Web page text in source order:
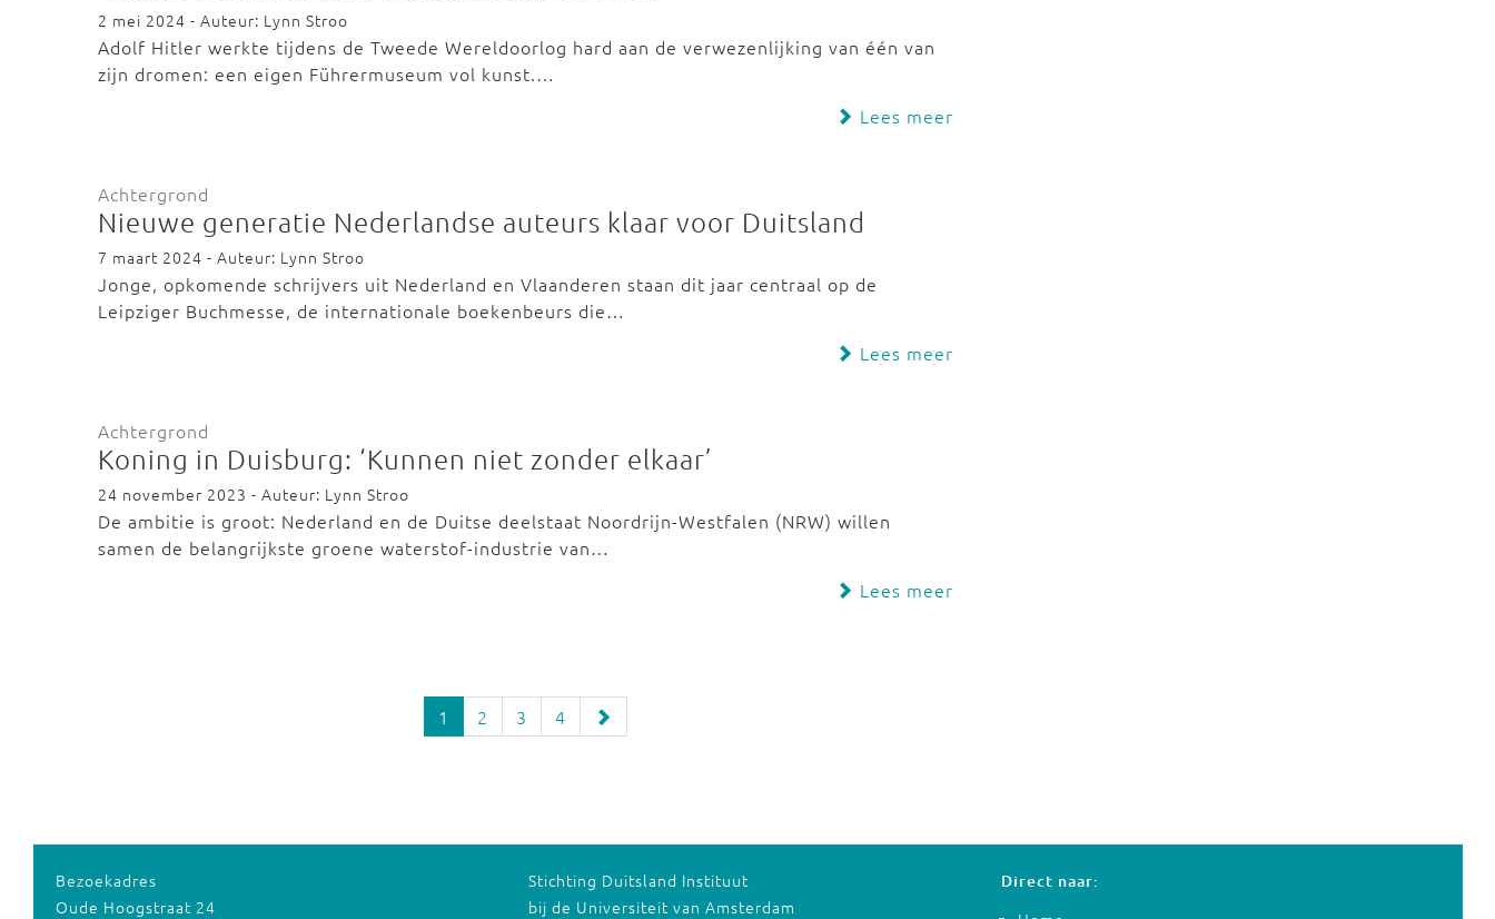
2 mei 2024 - Auteur: Lynn Stroo
Adolf Hitler werkte tijdens de Tweede Wereldoorlog hard aan de verwezenlijking van één van
zijn dromen: een eigen Führermuseum vol kunst.…
Lees meer
Achtergrond
Nieuwe generatie Nederlandse auteurs klaar voor Duitsland
7 maart 2024 - Auteur: Lynn Stroo
Jonge, opkomende schrijvers uit Nederland en Vlaanderen staan dit jaar centraal op de
Leipziger Buchmesse, de internationale boekenbeurs die…
Lees meer
Achtergrond
Koning in Duisburg: ‘Kunnen niet zonder elkaar’
24 november 2023 - Auteur: Lynn Stroo
De ambitie is groot: Nederland en de Duitse deelstaat Noordrijn-Westfalen (NRW) willen
samen de belangrijkste groene waterstof-industrie van…
Lees meer
1 2 3 4
Bezoekadres
Oude Hoogstraat 24
Stichting Duitsland Instituut
bij de Universiteit van Amsterdam
Direct naar: